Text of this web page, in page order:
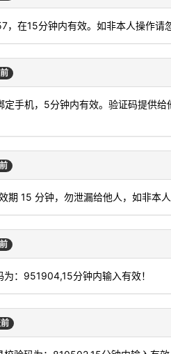
，在15分钟内有效。如非本人操作请
定手机，5分钟内有效。验证码提供
期 15 分钟，勿泄漏给他人，如非本人
为：951904,15分钟内输入有效！